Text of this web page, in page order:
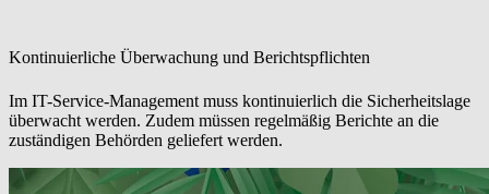
Kontinuierliche Überwachung und Berichtspflichten
Im IT-Service-Management muss kontinuierlich die Sicherheitslage
überwacht werden. Zudem müssen regelmäßig Berichte an die
zuständigen Behörden geliefert werden.